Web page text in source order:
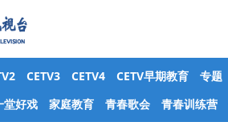
CETV3 CETV4 CETV早期教育 专题
堂好戏 家庭教育 青春歌会 青春训练营